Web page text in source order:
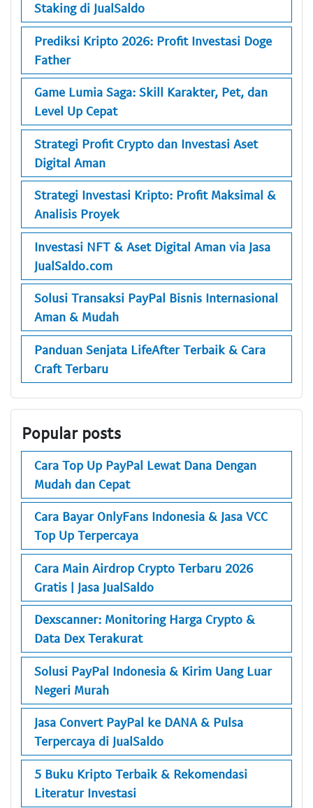
Staking di JualSaldo
Prediksi Kripto 2026: Profit Investasi Doge
Father
Game Lumia Saga: Skill Karakter, Pet, dan
Level Up Cepat
Strategi Profit Crypto dan Investasi Aset
Digital Aman
Strategi Investasi Kripto: Profit Maksimal &
Analisis Proyek
Investasi NFT & Aset Digital Aman via Jasa
JualSaldo.com
Solusi Transaksi PayPal Bisnis Internasional
Aman & Mudah
Panduan Senjata LifeAfter Terbaik & Cara
Craft Terbaru
Popular posts
Cara Top Up PayPal Lewat Dana Dengan
Mudah dan Cepat
Cara Bayar OnlyFans Indonesia & Jasa VCC
Top Up Terpercaya
Cara Main Airdrop Crypto Terbaru 2026
Gratis | Jasa JualSaldo
Dexscanner: Monitoring Harga Crypto &
Data Dex Terakurat
Solusi PayPal Indonesia & Kirim Uang Luar
Negeri Murah
Jasa Convert PayPal ke DANA & Pulsa
Terpercaya di JualSaldo
5 Buku Kripto Terbaik & Rekomendasi
Literatur Investasi